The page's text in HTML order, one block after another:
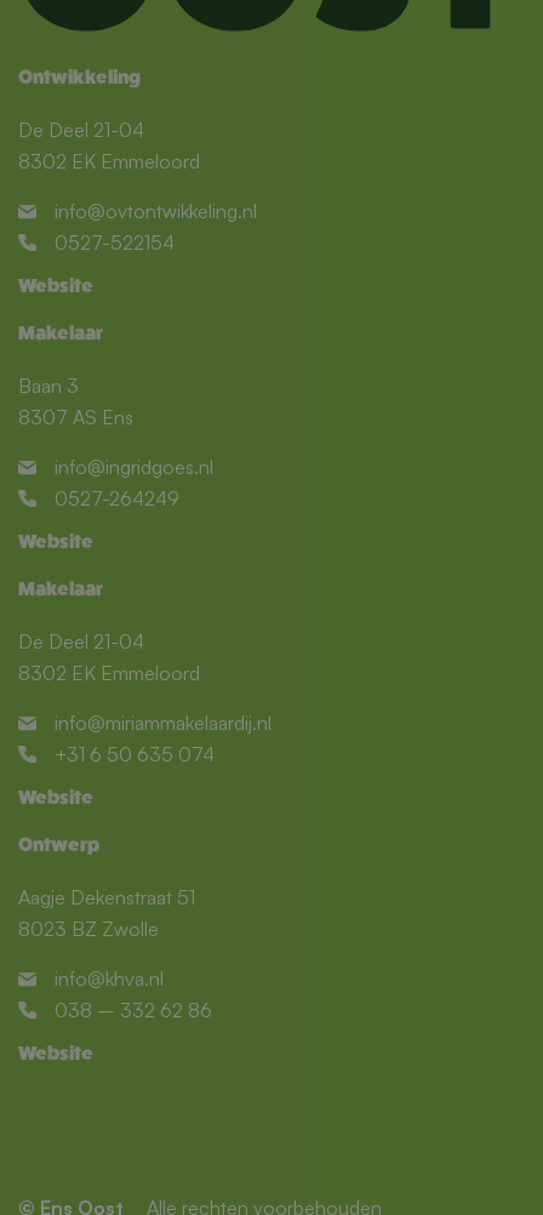
Bekijk meer
Inschrijven woning
Ontwikkeling
De Deel 21-04
8302 EK Emmeloord
info@ovtontwikkeling.nl
0527-522154
Website
Makelaar
Baan 3
8307 AS Ens
info@ingridgoes.nl
0527-264249
Website
Makelaar
De Deel 21-04
8302 EK Emmeloord
info@miriammakelaardij.nl
+31 6 50 635 074
Website
Ontwerp
Aagje Dekenstraat 51
8023 BZ Zwolle
info@khva.nl
038 – 332 62 86
Website
© Ens Oost Alle rechten voorbehouden